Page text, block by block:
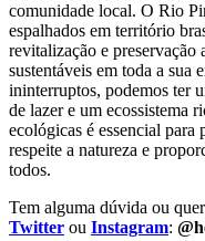
comunidade local. O Rio
espalhados em território
revitalização e preservação
sustentáveis em toda a sua
ininterruptos, podemos ter
de lazer e um ecossistema
ecológicas é essencial
respeite a natureza e
todos.
Tem alguma dúvida ou
Twitter ou Instagram: